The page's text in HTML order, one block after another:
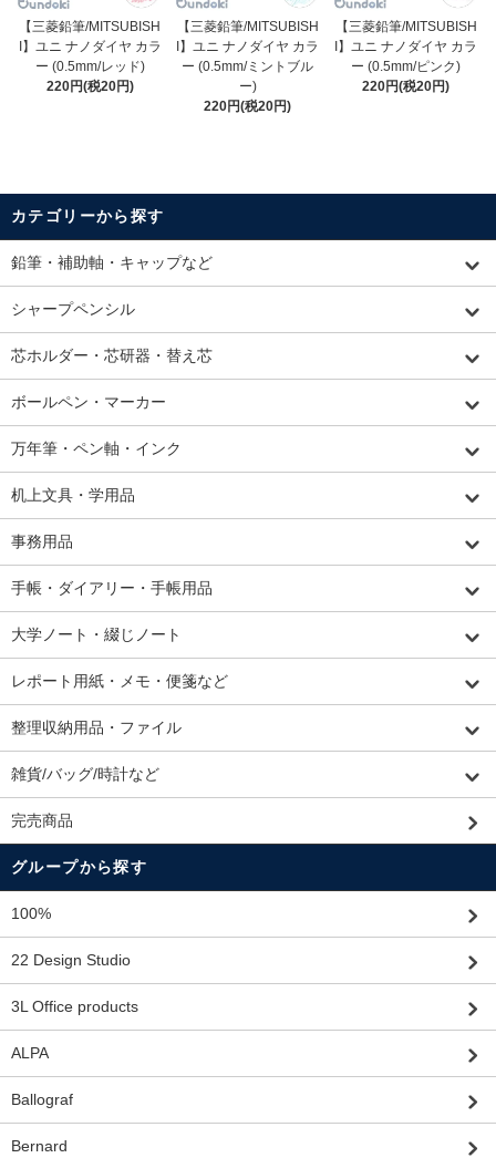
【三菱鉛筆/MITSUBISH
I】ユニ ナノダイヤ カラ
ー (0.5mm/レッド)
220円(税20円)
【三菱鉛筆/MITSUBISH
I】ユニ ナノダイヤ カラ
ー (0.5mm/ミントブル
ー)
220円(税20円)
【三菱鉛筆/MITSUBISH
I】ユニ ナノダイヤ カラ
ー (0.5mm/ピンク)
220円(税20円)
カテゴリーから探す
鉛筆・補助軸・キャップなど
シャープペンシル
芯ホルダー・芯研器・替え芯
ボールペン・マーカー
万年筆・ペン軸・インク
机上文具・学用品
事務用品
手帳・ダイアリー・手帳用品
大学ノート・綴じノート
レポート用紙・メモ・便箋など
整理収納用品・ファイル
雑貨/バッグ/時計など
完売商品
グループから探す
100%
22 Design Studio
3L Office products
ALPA
Ballograf
Bernard